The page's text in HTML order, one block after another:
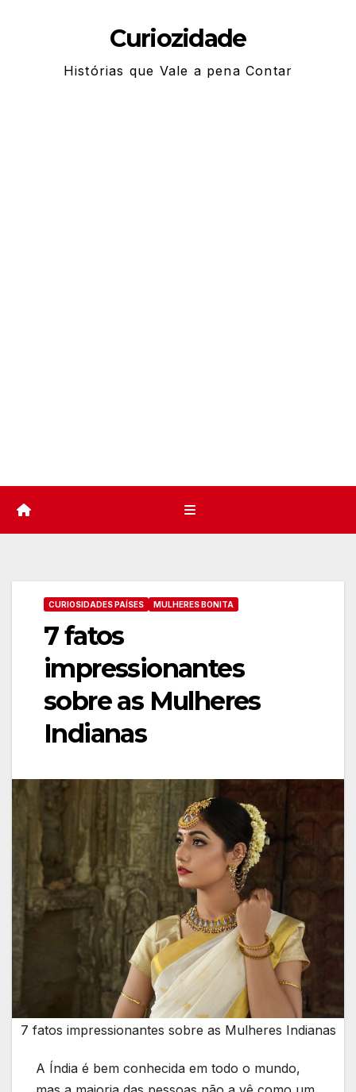
Curiozidade
Histórias que Vale a pena Contar
CURIOSIDADES PAÍSES MULHERES BONITA
7 fatos
impressionantes
sobre as Mulheres
Indianas
7 fatos impressionantes sobre as Mulheres Indianas
A Índia é bem conhecida em todo o mundo,